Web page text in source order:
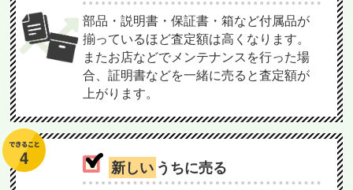
部品・説明書・保証書・箱など付属品が
揃っているほど査定額は高くなります。
またお店などでメンテナンスを行った場
合、証明書などを一緒に売ると査定額が
上がります。
新しい うちに売る